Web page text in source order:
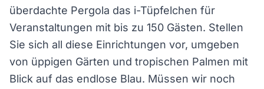
überdachte Pergola das i-Tüpfelchen für
Veranstaltungen mit bis zu 150 Gästen. Stellen
Sie sich all diese Einrichtungen vor, umgeben
von üppigen Gärten und tropischen Palmen mit
Blick auf das endlose Blau. Müssen wir noch